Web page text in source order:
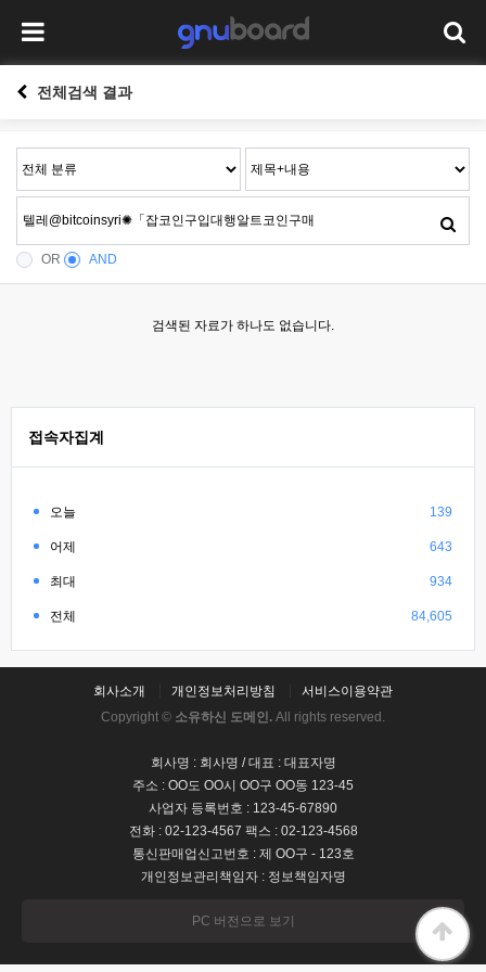
전체검색 결과
OR AND
검색된 자료가 하나도 없습니다.
접속자집계
오늘 139
어제 643
최대 934
전체 84,605
회사소개 개인정보처리방침
서비스이용약관
Copyright © 소유하신 도메인. All rights reserved.
회사명 : 회사명 / 대표 : 대표자명
주소 : OO도 OO시 OO구 OO동 123-45
사업자 등록번호 : 123-45-67890
전화 : 02-123-4567 팩스 : 02-123-4568
통신판매업신고번호 : 제 OO구 - 123호
개인정보관리책임자 : 정보책임자명
PC 버전으로 보기